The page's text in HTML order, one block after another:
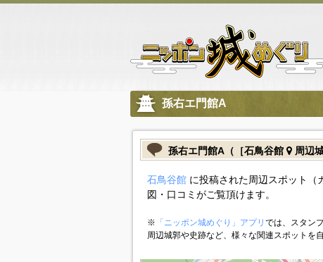
孫右エ門館A
孫右エ門館A（［石鳥谷館 周辺城
石鳥谷館に投稿された周辺スポット（
図・口コミがご覧頂けます。
※ 「ニッポン城めぐり」アプリ では、スタン
周辺城郭や史跡など、様々な関連スポットを